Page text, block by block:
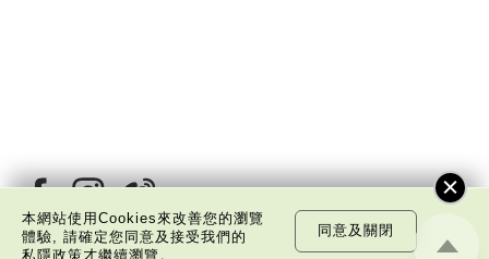
本網站使用Cookies來改善您的瀏覽
體驗, 請確定您同意及接受我們的
私隱政策才繼續瀏覽。
同意及關閉